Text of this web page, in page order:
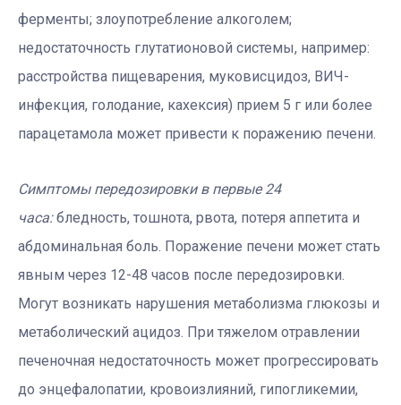
ферменты; злоупотребление алкоголем;
недостаточность глутатионовой системы, например:
расстройства пищеварения, муковисцидоз, ВИЧ-
инфекция, голодание, кахексия) прием 5 г или более
парацетамола может привести к поражению печени.
Симптомы передозировки в первые 24
часа:бледность, тошнота, рвота, потеря аппетита и
абдоминальная боль. Поражение печени может стать
явным через 12-48 часов после передозировки.
Могут возникать нарушения метаболизма глюкозы и
метаболический ацидоз. При тяжелом отравлении
печеночная недостаточность может прогрессировать
до энцефалопатии, кровоизлияний, гипогликемии,